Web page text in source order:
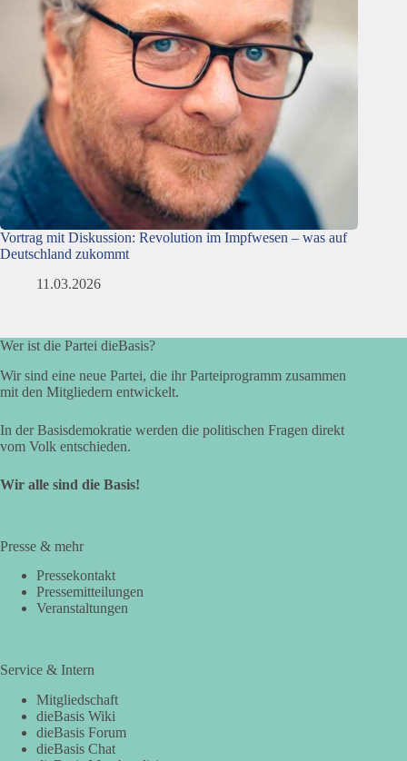
Vortrag mit Diskussion: Revolution im Impfwesen – was auf
Deutschland zukommt
11.03.2026
Wer ist die Partei dieBasis?
Wir sind eine neue Partei, die ihr Parteiprogramm zusammen
mit den Mitgliedern entwickelt.
In der Basisdemokratie werden die politischen Fragen direkt
vom Volk entschieden.
Wir alle sind die Basis!
Presse & mehr
Pressekontakt
Pressemitteilungen
Veranstaltungen
Service & Intern
Mitgliedschaft
dieBasis Wiki
dieBasis Forum
dieBasis Chat